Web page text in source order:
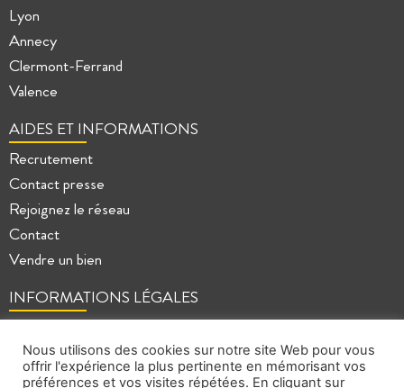
Lyon
Annecy
Clermont-Ferrand
Valence
AIDES ET INFORMATIONS
Recrutement
Contact presse
Rejoignez le réseau
Contact
Vendre un bien
INFORMATIONS LÉGALES
Mentions légales
Politique de confidentialité
Plan du site
Nous utilisons des cookies sur notre site Web pour vous
offrir l'expérience la plus pertinente en mémorisant vos
préférences et vos visites répétées. En cliquant sur